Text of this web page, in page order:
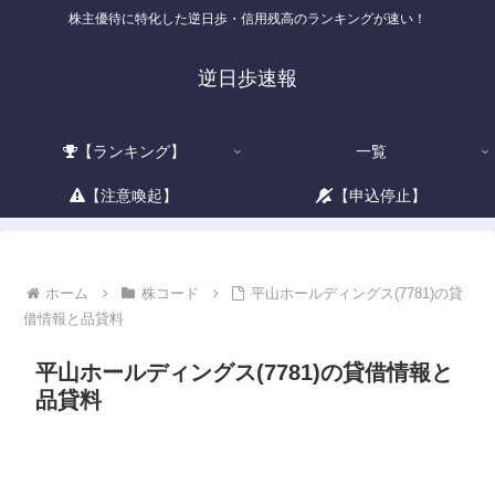
株主優待に特化した逆日歩・信用残高のランキングが速い！
逆日歩速報
【ランキング】 一覧
【注意喚起】 【申込停止】
ホーム 株コード
平山ホールディングス(7781)の貸
借情報と品貸料
平山ホールディングス(7781)の貸借情報と
品貸料